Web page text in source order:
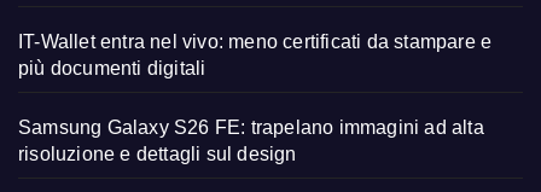
IT-Wallet entra nel vivo: meno certificati da stampare e
più documenti digitali
Samsung Galaxy S26 FE: trapelano immagini ad alta
risoluzione e dettagli sul design